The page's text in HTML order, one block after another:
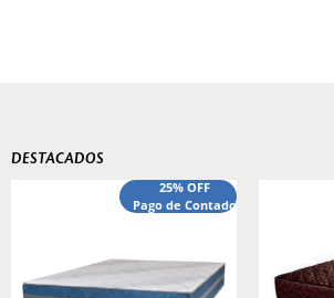
DESTACADOS
25% OFF
Pago de Contado
precio
$540,000.00.
El
precio
$440,000.00.